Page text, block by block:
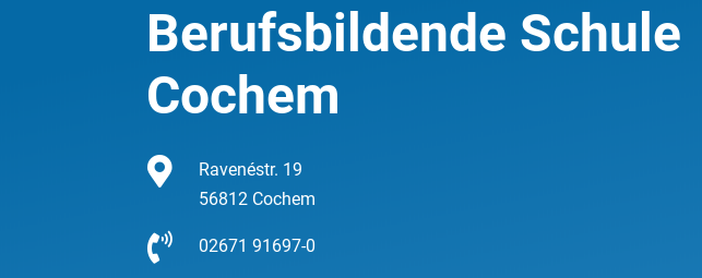
Berufsbildende Schule
Cochem

Ravenéstr. 19
56812 Cochem
 02671 91697-0